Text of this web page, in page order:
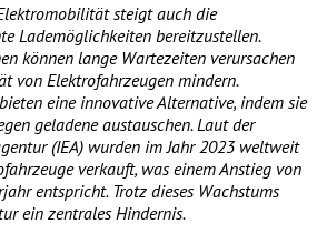
steigt auch die
Lademöglichkeiten bereitzustellen.
können lange Wartezeiten verursachen
von Elektrofahrzeugen mindern.
eine innovative Alternative, indem sie
geladene austauschen. Laut der
(IEA) wurden im Jahr 2023 weltweit
verkauft, was einem Anstieg von
entspricht. Trotz dieses Wachstums
ein zentrales Hindernis.